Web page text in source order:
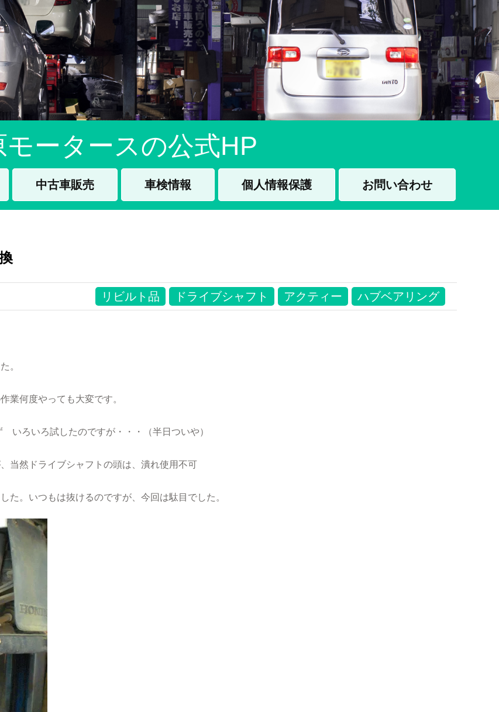
モータースの公式HP
中古車販売 車検情報 個人情報保護 お問い合わせ
リビルト品 ドライブシャフト アクティー ハブベアリング
。
業何度やっても大変です。
いろいろ試したのですが・・・（半日ついや）
当然ドライブシャフトの頭は、潰れ使用不可
た。いつもは抜けるのですが、今回は駄目でした。